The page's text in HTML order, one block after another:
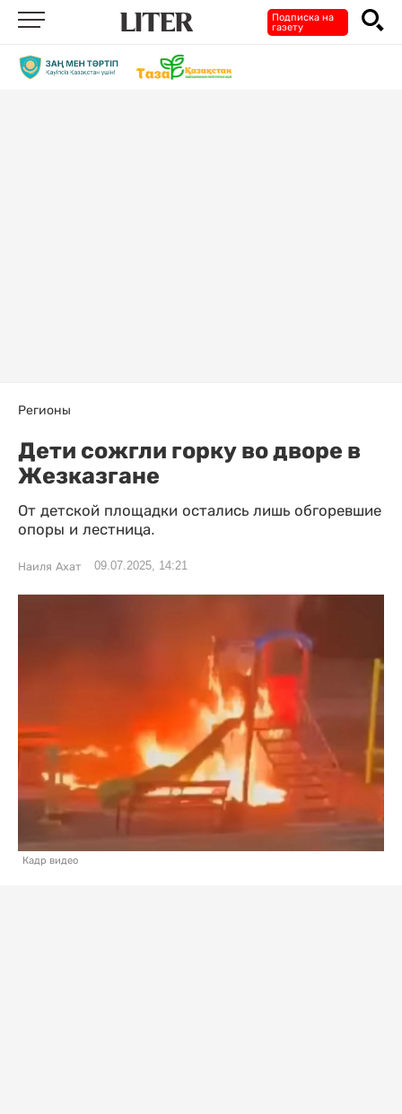
Подписка на
газету
Регионы
Дети сожгли горку во дворе в
Жезказгане
От детской площадки остались лишь обгоревшие
опоры и лестница.
Наиля Ахат 09.07.2025, 14:21
Кадр видео